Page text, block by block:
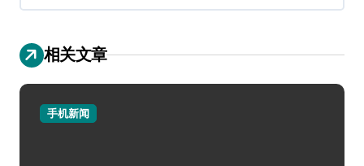
相关文章
手机新闻